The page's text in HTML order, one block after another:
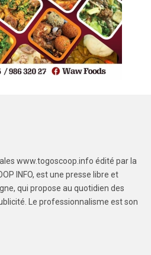
www.togoscoop.info édité par la
INFO, est une presse libre et
qui propose au quotidien des
Le professionnalisme est son